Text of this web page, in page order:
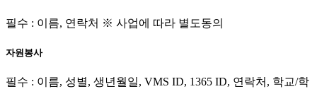
필수 : 이름, 연락처 ※ 사업에 따라 별도동의
자원봉사
필수 : 이름, 성별, 생년월일, VMS ID, 1365 ID, 연락처, 학교/학